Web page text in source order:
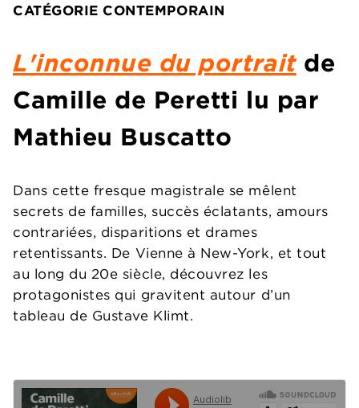
CATÉGORIE CONTEMPORAIN
L'inconnue du portraitde
Camille de Peretti lu par
Mathieu Buscatto
Dans cette fresque magistrale se mêlent
secrets de familles, succès éclatants, amours
contrariées, disparitions et drames
retentissants. De Vienne à New-York, et tout
au long du 20e siècle, découvrez les
protagonistes qui gravitent autour d’un
tableau de Gustave Klimt.